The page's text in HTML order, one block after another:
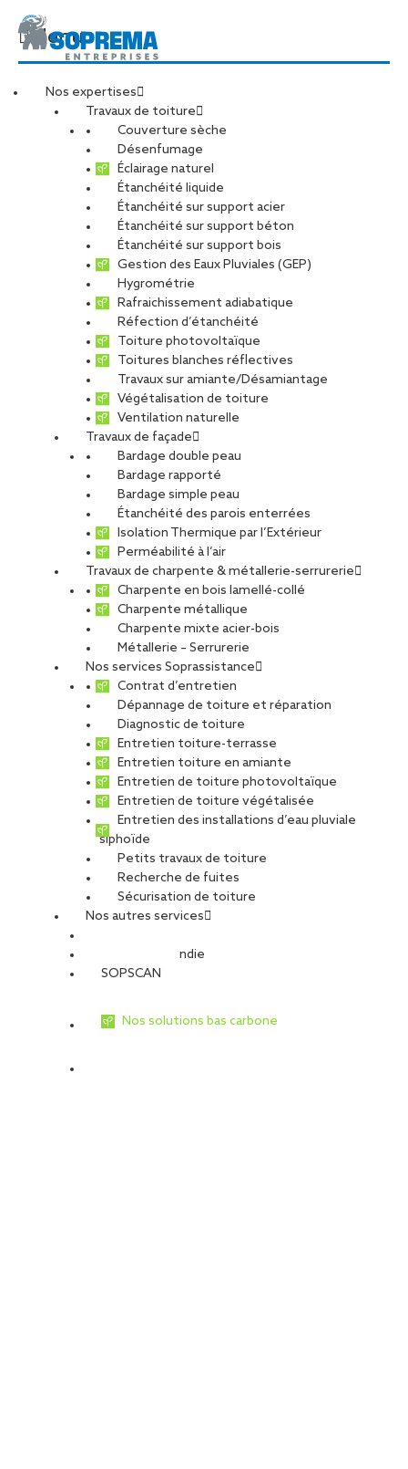
Menu
Nos expertises
Travaux de toiture
Couverture sèche
Désenfumage
Éclairage naturel
Étanchéité liquide
Étanchéité sur support acier
Étanchéité sur support béton
Étanchéité sur support bois
Gestion des Eaux Pluviales (GEP)
Hygrométrie
Rafraichissement adiabatique
Réfection d’étanchéité
Toiture photovoltaïque
Toitures blanches réflectives
Travaux sur amiante/Désamiantage
Végétalisation de toiture
Ventilation naturelle
Travaux de façade
Bardage double peau
Bardage rapporté
Bardage simple peau
Étanchéité des parois enterrées
Isolation Thermique par l’Extérieur
Perméabilité à l’air
Travaux de charpente & métallerie-serrurerie
Charpente en bois lamellé-collé
Charpente métallique
Charpente mixte acier-bois
Métallerie – Serrurerie
Nos services Soprassistance
Contrat d’entretien
Dépannage de toiture et réparation
Diagnostic de toiture
Entretien toiture-terrasse
Entretien toiture en amiante
Entretien de toiture photovoltaïque
Entretien de toiture végétalisée
Entretien des installations d’eau pluviale
siphoïde
Petits travaux de toiture
Recherche de fuites
Sécurisation de toiture
Nos autres services
Sécurité Incendie
SOPSCAN
Nos solutions bas carbone
Nos réalisations
Filtrer les réalisations
RÉSIDENCE LA PLAGE –
Dunkerque
CRIÉE – Le Guilvinec
29
PROLOGIS DC9 –
URBAN VALLEY
BÂTIMENT 1 –
95
ESI 3 – Louvres
RÉNOVATION D’UN
– Roissy-en-France
95
BÂTIMENT P1 –
Villebon-sur-Yvette